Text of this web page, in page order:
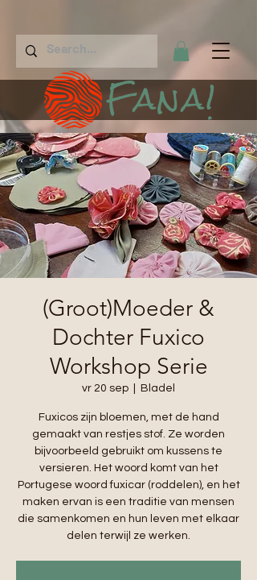
Fana!
(Groot)Moeder &
Dochter Fuxico
Workshop Serie
vr 20 sep Bladel
Fuxicos zijn bloemen, met de hand
gemaakt van restjes stof. Ze worden
bijvoorbeeld gebruikt om kussens te
versieren. Het woord komt van het
Portugese woord fuxicar (roddelen), en het
maken ervan is een traditie van mensen
die samenkomen en hun leven met elkaar
delen terwijl ze werken.